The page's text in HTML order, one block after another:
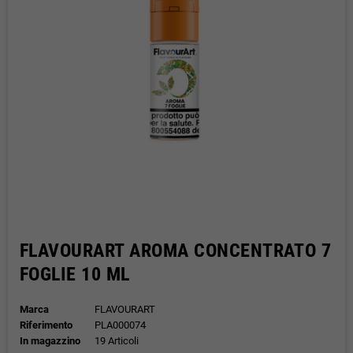
FLAVOURART AROMA CONCENTRATO 7
FOGLIE 10 ML
Marca
FLAVOURART
Riferimento
PLA000074
In magazzino
19 Articoli